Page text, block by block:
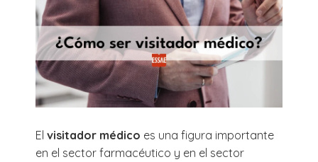
El visitador médico es una figura importante
en el sector farmacéutico y en el sector